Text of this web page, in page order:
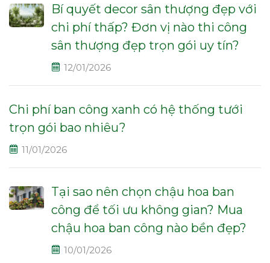
Bí quyết decor sân thượng đẹp với
chi phí thấp? Đơn vị nào thi công
sân thượng đẹp trọn gói uy tín?
12/01/2026
Chi phí ban công xanh có hệ thống tưới
trọn gói bao nhiêu?
11/01/2026
Tại sao nên chọn chậu hoa ban
công để tối ưu không gian? Mua
chậu hoa ban công nào bền đẹp?
10/01/2026